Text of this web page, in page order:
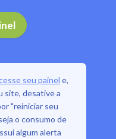
.
seu painel e,
site, desative a
"reiniciar seu
o consumo de
algum alerta